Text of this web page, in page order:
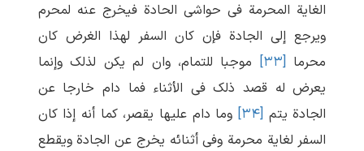
الغایة المحرمة فی حواشی الحادة فیخرج عنه لمحرم
ویرجع إلی الجادة فإن کان السفر لهذا الغرض کان
محرما [۳۳]
موجبا للتمام، وان لم یکن لذلک وإنما
یعرض له قصد ذلک فی الأثناء فما دام خارجا عن
الجادة یتم [۳۴]
وما دام علیها یقصر، کما أنه إذا کان
السفر لغایة محرمة وفی أثنائه یخرج عن الجادة ویقطع